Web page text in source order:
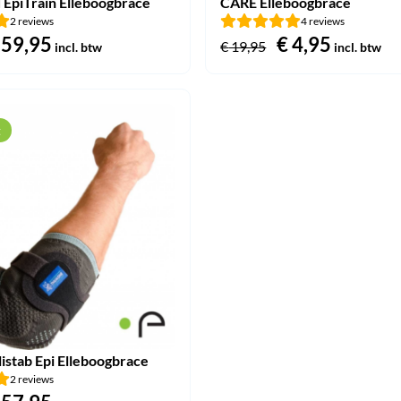
2 reviews
59,95Huidige
€ 59,95.
incl. btw
4 reviews
€19,95 €4,95Huidige
incl. btw
Epi Elleboogbrace
2 reviews